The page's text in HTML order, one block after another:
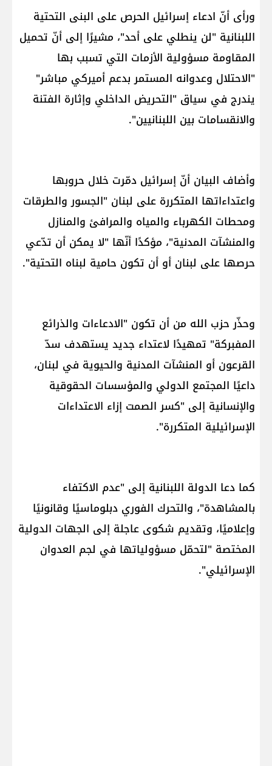
ورأى أنّ ادعاء إسرائيل الحرص على البنى التحتية
اللبنانية "لن ينطلي على أحد"، مشيرًا إلى أنّ تحميل
المقاومة مسؤولية الأزمات التي تسبب بها
"الاحتلال وعدوانه المستمر بدعم أميركي مباشر"
يندرج في سياق "التحريض الداخلي وإثارة الفتنة
والانقسامات بين اللبنانيين".
وأضاف البيان أنّ إسرائيل دمّرت خلال حروبها
واعتداءاتها المتكررة على لبنان "الجسور والطرقات
ومحطات الكهرباء والمياه والمرافئ والمنازل
والمنشآت المدنية"، مؤكدًا أنّها "لا يمكن أن تدّعي
حرصها على لبنان أو أن تكون حامية لبناه التحتية".
وحذّر حزب الله من أن تكون "الادعاءات والذرائع
المفبركة" تمهيدًا لاعتداء جديد يستهدف سدّ
القرعون أو المنشآت المدنية والحيوية في لبنان،
داعيًا المجتمع الدولي والمؤسسات الحقوقية
والإنسانية إلى "كسر الصمت إزاء الاعتداءات
الإسرائيلية المتكررة".
كما دعا الدولة اللبنانية إلى "عدم الاكتفاء
بالمشاهدة"، والتحرك الفوري دبلوماسيًا وقانونيًا
وإعلاميًا، وتقديم شكوى عاجلة إلى الجهات الدولية
المختصة "لتحمّل مسؤولياتها في لجم العدوان
الإسرائيلي".